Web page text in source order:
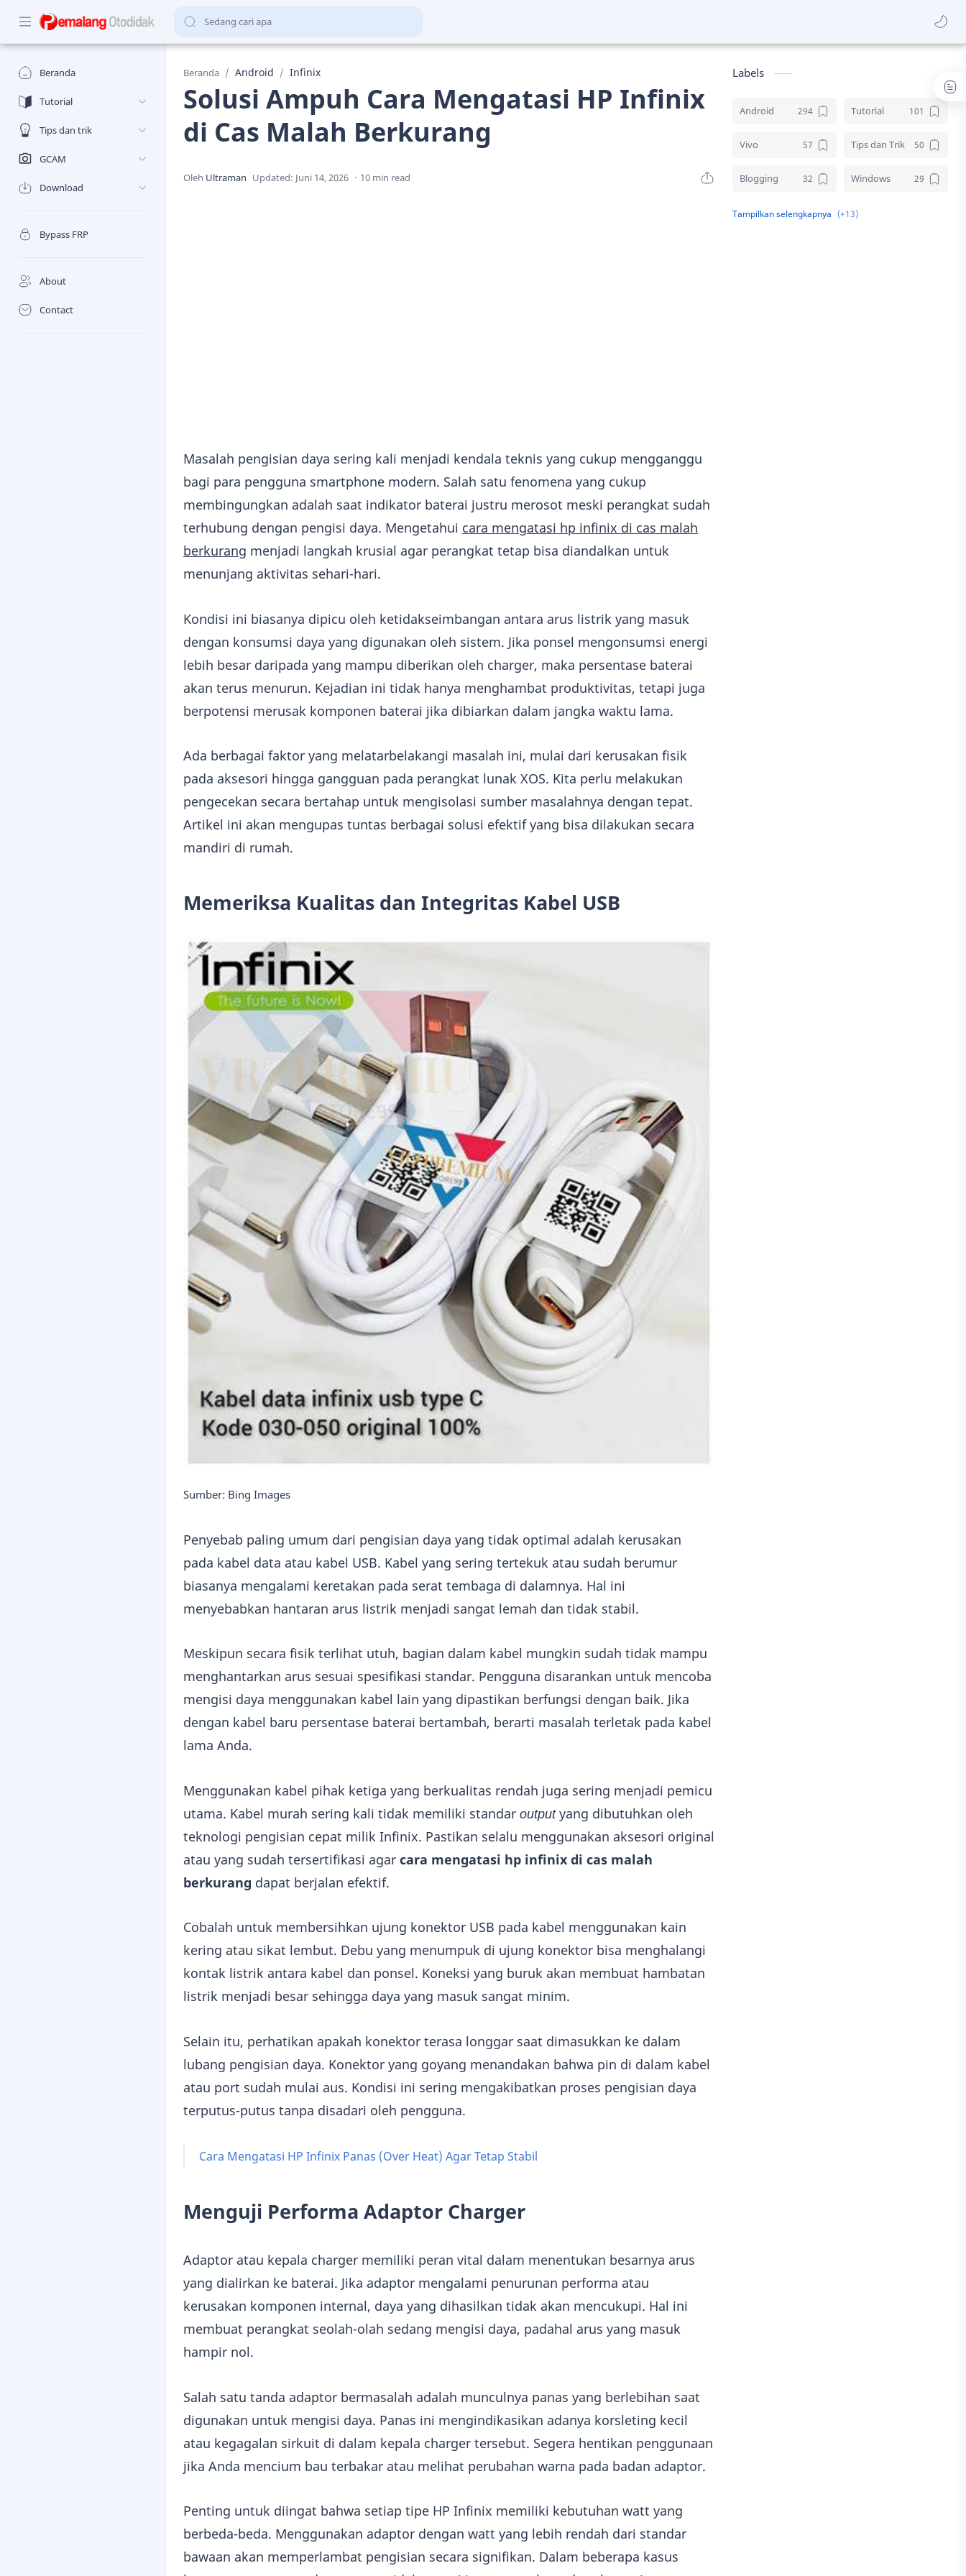
Beranda
Tutorial
Tips dan trik
GCAM
Download
Bypass FRP
About
Contact
Beranda Android Infinix
Solusi Ampuh Cara Mengatasi HP Infinix
di Cas Malah Berkurang
10 min read
Masalah pengisian daya sering kali menjadi kendala teknis yang cukup mengganggu
bagi para pengguna smartphone modern. Salah satu fenomena yang cukup
membingungkan adalah saat indikator baterai justru merosot meski perangkat sudah
terhubung dengan pengisi daya. Mengetahui cara mengatasi hp infinix di cas malah
berkurang menjadi langkah krusial agar perangkat tetap bisa diandalkan untuk
menunjang aktivitas sehari-hari.
Kondisi ini biasanya dipicu oleh ketidakseimbangan antara arus listrik yang masuk
dengan konsumsi daya yang digunakan oleh sistem. Jika ponsel mengonsumsi energi
lebih besar daripada yang mampu diberikan oleh charger, maka persentase baterai
akan terus menurun. Kejadian ini tidak hanya menghambat produktivitas, tetapi juga
berpotensi merusak komponen baterai jika dibiarkan dalam jangka waktu lama.
Ada berbagai faktor yang melatarbelakangi masalah ini, mulai dari kerusakan fisik
pada aksesori hingga gangguan pada perangkat lunak XOS. Kita perlu melakukan
pengecekan secara bertahap untuk mengisolasi sumber masalahnya dengan tepat.
Artikel ini akan mengupas tuntas berbagai solusi efektif yang bisa dilakukan secara
mandiri di rumah.
Memeriksa Kualitas dan Integritas Kabel USB
Sumber: Bing Images
Penyebab paling umum dari pengisian daya yang tidak optimal adalah kerusakan
pada kabel data atau kabel USB. Kabel yang sering tertekuk atau sudah berumur
biasanya mengalami keretakan pada serat tembaga di dalamnya. Hal ini
menyebabkan hantaran arus listrik menjadi sangat lemah dan tidak stabil.
Meskipun secara fisik terlihat utuh, bagian dalam kabel mungkin sudah tidak mampu
menghantarkan arus sesuai spesifikasi standar. Pengguna disarankan untuk mencoba
mengisi daya menggunakan kabel lain yang dipastikan berfungsi dengan baik. Jika
dengan kabel baru persentase baterai bertambah, berarti masalah terletak pada kabel
lama Anda.
Menggunakan kabel pihak ketiga yang berkualitas rendah juga sering menjadi pemicu
utama. Kabel murah sering kali tidak memiliki standar outputyang dibutuhkan oleh
teknologi pengisian cepat milik Infinix. Pastikan selalu menggunakan aksesori original
atau yang sudah tersertifikasi agar cara mengatasi hp infinix di cas malah
berkurang dapat berjalan efektif.
Cobalah untuk membersihkan ujung konektor USB pada kabel menggunakan kain
kering atau sikat lembut. Debu yang menumpuk di ujung konektor bisa menghalangi
kontak listrik antara kabel dan ponsel. Koneksi yang buruk akan membuat hambatan
listrik menjadi besar sehingga daya yang masuk sangat minim.
Selain itu, perhatikan apakah konektor terasa longgar saat dimasukkan ke dalam
lubang pengisian daya. Konektor yang goyang menandakan bahwa pin di dalam kabel
atau port sudah mulai aus. Kondisi ini sering mengakibatkan proses pengisian daya
terputus-putus tanpa disadari oleh pengguna.
Cara Mengatasi HP Infinix Panas (Over Heat) Agar Tetap Stabil
Menguji Performa Adaptor Charger
Adaptor atau kepala charger memiliki peran vital dalam menentukan besarnya arus
yang dialirkan ke baterai. Jika adaptor mengalami penurunan performa atau
kerusakan komponen internal, daya yang dihasilkan tidak akan mencukupi. Hal ini
membuat perangkat seolah-olah sedang mengisi daya, padahal arus yang masuk
hampir nol.
Salah satu tanda adaptor bermasalah adalah munculnya panas yang berlebihan saat
digunakan untuk mengisi daya. Panas ini mengindikasikan adanya korsleting kecil
atau kegagalan sirkuit di dalam kepala charger tersebut. Segera hentikan penggunaan
jika Anda mencium bau terbakar atau melihat perubahan warna pada badan adaptor.
Penting untuk diingat bahwa setiap tipe HP Infinix memiliki kebutuhan watt yang
berbeda-beda. Menggunakan adaptor dengan watt yang lebih rendah dari standar
bawaan akan memperlambat pengisian secara signifikan. Dalam beberapa kasus
Labels
Android Tutorial
Vivo Tips dan Trik
Blogging Windows
Download Elektronik